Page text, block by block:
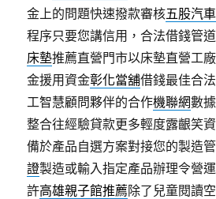
金上的問題快速撥款審核五股汽
程序只要您講信用，合法借錢管
床墊推薦直營門市以床墊直營工
金援用資金彰化當舖借錢最佳合
工智慧顧問夥伴的合作機聯網數
整合往經驗貸款更多輕度露齦笑
備於產品自選方案對接您的製造
證製造或輸入指定產品辦理令營
許高雄親子館推薦除了兒童閱讀